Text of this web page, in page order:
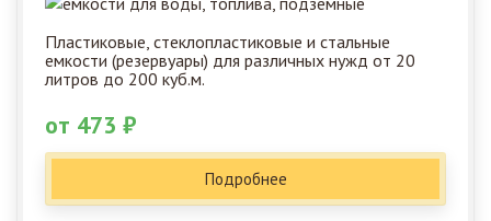
Пластиковые, стеклопластиковые и стальные
емкости (резервуары) для различных нужд от 20
литров до 200 куб.м.
от 473 ₽
Подробнее